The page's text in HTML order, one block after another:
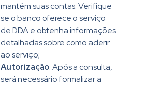
mantém suas contas. Verifique
se o banco oferece o serviço
de DDA e obtenha informações
detalhadas sobre como aderir
ao serviço;
Autorização: Após a consulta,
será necessário formalizar a